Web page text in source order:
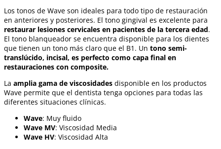
Los tonos de Wave son ideales para todo tipo de restauración
en anteriores y posteriores. El tono gingival es excelente para
restaurar lesiones cervicales en pacientes de la tercera edad.
El tono blanqueador se encuentra disponible para los dientes
que tienen un tono más claro que el B1. Un tono semi-
translúcido, incisal, es perfecto como capa final en
restauraciones con composite.
La amplia gama de viscosidades disponible en los productos
Wave permite que el dentista tenga opciones para todas las
diferentes situaciones clínicas.
Wave: Muy fluido
Wave MV: Viscosidad Media
Wave HV: Viscosidad Alta